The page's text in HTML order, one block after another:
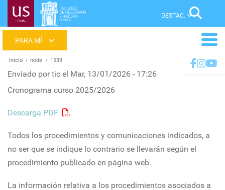
Pasar
Ruta
de
navegación
Inicio node 1539
Enviado portic el Mar, 13/01/2026 - 17:26
Cronograma curso 2025/2026
Descarga PDF
Todos los procedimientos y comunicaciones indicados, a
no ser que se indique lo contrario se llevarán según el
procedimiento publicado en página web.
La información relativa a los procedimientos asociados a